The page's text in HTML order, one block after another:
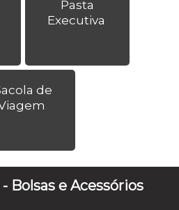
Pasta
Executiva
de
Bolsas e Acessórios